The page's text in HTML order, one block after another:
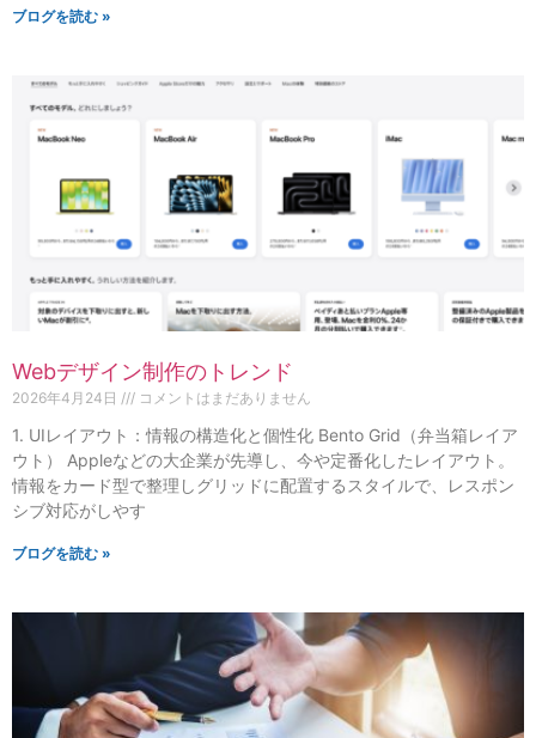
ブログを読む »
Webデザイン制作のトレンド
2026年4月24日 コメントはまだありません
1. UIレイアウト：情報の構造化と個性化 Bento Grid（弁当箱レイア
ウト） Appleなどの大企業が先導し、今や定番化したレイアウト。
情報をカード型で整理しグリッドに配置するスタイルで、レスポン
シブ対応がしやす
ブログを読む »